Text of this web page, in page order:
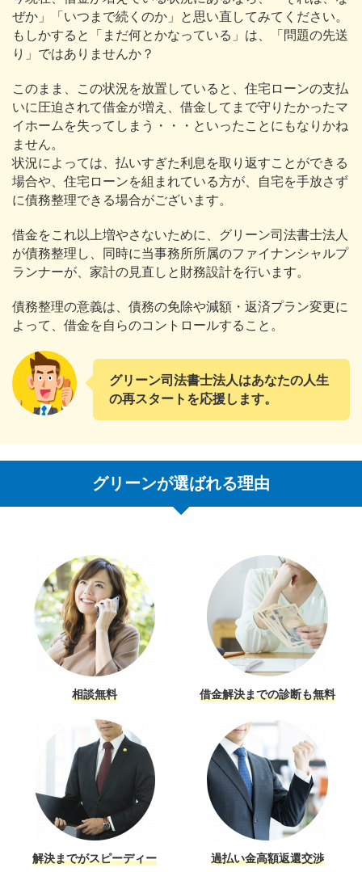
ぜか」「いつまで続くのか」と思い直してみてください。
もしかすると「まだ何とかなっている」は、「問題の先送
り」ではありませんか？
このまま、この状況を放置していると、住宅ローンの支払
いに圧迫されて借金が増え、借金してまで守りたかったマ
イホームを失ってしまう・・・といったことにもなりかね
ません。
状況によっては、払いすぎた利息を取り返すことができる
場合や、住宅ローンを組まれている方が、自宅を手放さず
に債務整理できる場合がございます。
借金をこれ以上増やさないために、グリーン司法書士法人
が債務整理し、同時に当事務所所属のファイナンシャルプ
ランナーが、家計の見直しと財務設計を行います。
債務整理の意義は、債務の免除や減額・返済プラン変更に
よって、借金を自らのコントロールすること。
グリーン司法書士法人はあなたの人生
の再スタートを応援します。
グリーンが選ばれる理由
相談無料 借金解決までの診断も無料
解決までがスピーディー 過払い金高額返還交渉